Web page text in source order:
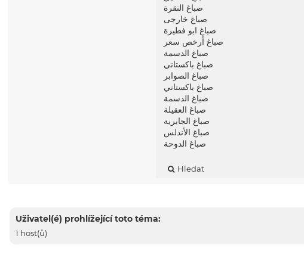
صباغ النقرة
صباغ خارجى
صباغ ابو فطيرة
صباغ أرخص سعر
صباغ الدسمة
صباغ باكستاني
صباغ الصوابر
صباغ باكستاني
صباغ الدسمة
صباغ العقيلة
صباغ الجابرية
صباغ الأندلس
صباغ الدوحة
Hledat
Uživatel(é) prohlížející toto téma:
1 host(ů)